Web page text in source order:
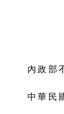
內政部
中華民